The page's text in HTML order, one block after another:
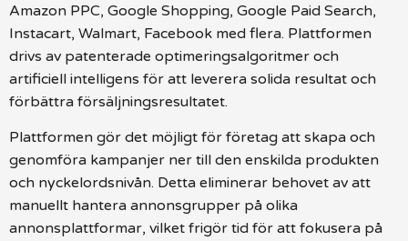
Amazon PPC, Google Shopping, Google Paid Search,
Instacart, Walmart, Facebook med flera. Plattformen
drivs av patenterade optimeringsalgoritmer och
artificiell intelligens för att leverera solida resultat och
förbättra försäljningsresultatet.
Plattformen gör det möjligt för företag att skapa och
genomföra kampanjer ner till den enskilda produkten
och nyckelordsnivån. Detta eliminerar behovet av att
manuellt hantera annonsgrupper på olika
annonsplattformar, vilket frigör tid för att fokusera på